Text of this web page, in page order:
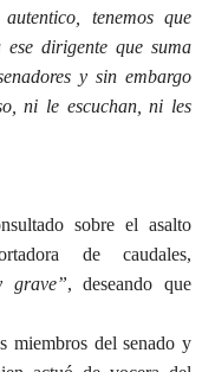
tenemos que
dirigente que suma
y sin embargo
ni le escuchan, ni les
sobre el asalto
de caudales,
grave”, deseando que
miembros del senado y